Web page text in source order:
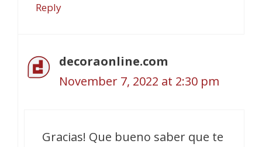
Reply
decoraonline.com
November 7, 2022 at 2:30 pm
Gracias! Que bueno saber que te